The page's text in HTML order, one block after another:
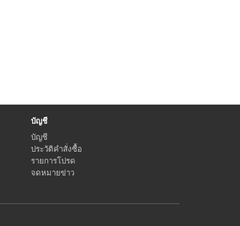
บัญชี
บัญชี
ประวัติคำสั่งซื้อ
รายการโปรด
จดหมายข่าว